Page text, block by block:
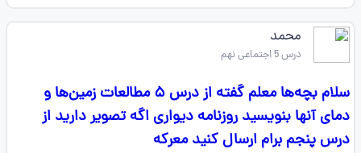
محمد
درس 5 اجتماعی نهم
سلام بچه‌ها معلم گفته از درس ۵ مطالعات زمین‌ها و
دمای آنها بنویسید روزنامه دیواری اگه تصویر دارید از
درس پنجم برام ارسال کنید معرکه